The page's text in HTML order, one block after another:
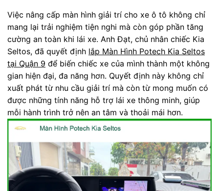
Việc nâng cấp màn hình giải trí cho xe ô tô không chỉ
mang lại trải nghiệm tiện nghi mà còn góp phần tăng
cường an toàn khi lái xe. Anh Đạt, chủ nhân chiếc Kia
Seltos, đã quyết định lắp Màn Hình Potech Kia Seltos
tại Quận 9 để biến chiếc xe của mình thành một không
gian hiện đại, đa năng hơn. Quyết định này không chỉ
xuất phát từ nhu cầu giải trí mà còn từ mong muốn có
được những tính năng hỗ trợ lái xe thông minh, giúp
mỗi hành trình trở nên an tâm và thoải mái hơn.